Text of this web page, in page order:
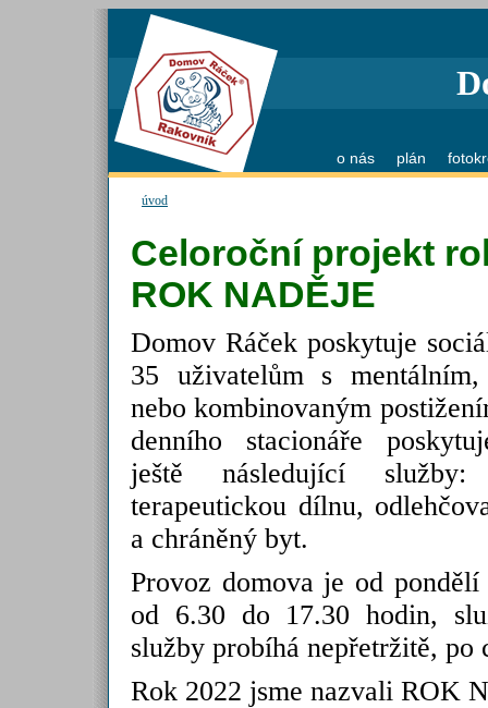
o nás plán
úvod
Celoroční projekt
ROK NADĚJE
Domov Ráček poskytuje
35 uživatelům s mentálním,
nebo kombinovaným
denního stacionáře
ještě následující služby:
terapeutickou dílnu,
a chráněný byt.
Provoz domova je od
od 6.30 do 17.30 hodin,
služby probíhá nepřetržitě, po
Rok 2022 jsme nazvali ROK